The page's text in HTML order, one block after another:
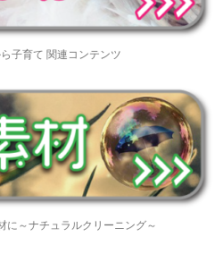
ら子育て 関連コンテンツ
に～ナチュラルクリーニング～